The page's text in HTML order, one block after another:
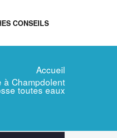
CONSEILS
Accueil
Champdolent
toutes eaux